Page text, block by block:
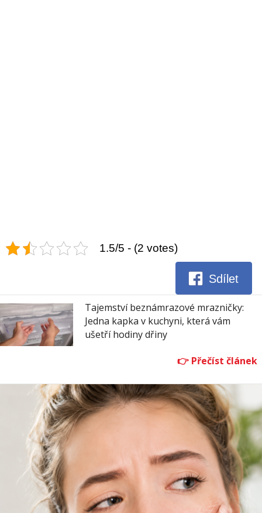
1.5/5 - (2 votes)
Sdílet
Tajemství beznámrazové mrazničky:
Jedna kapka v kuchyni, která vám
ušetří hodiny dřiny